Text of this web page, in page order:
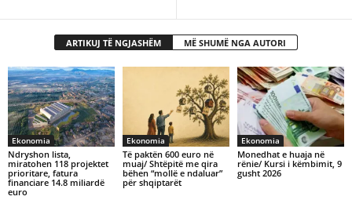
ARTIKUJ TË NGJASHËM MË SHUMË NGA AUTORI
Ekonomia
Ndryshon lista,
miratohen 118 projektet
prioritare, fatura
financiare 14.8 miliardë
euro
Ekonomia
Të paktën 600 euro në
muaj/ Shtëpitë me qira
bëhen “mollë e ndaluar”
për shqiptarët
Ekonomia
Monedhat e huaja në
rënie/ Kursi i këmbimit, 9
gusht 2026